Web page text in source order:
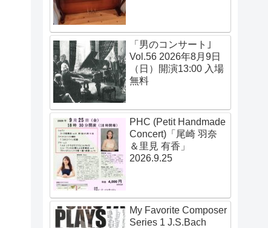
「男のコンサート｣
Vol.56 2026年8月9日
（日）開演13:00 入場
無料
PHC (Petit Handmade
Concert)「尾崎 羽奈
＆里見 有香」
2026.9.25
My Favorite Composer
Series 1 J.S.Bach